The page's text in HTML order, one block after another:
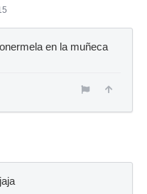
en la muñeca